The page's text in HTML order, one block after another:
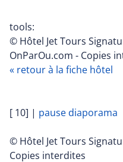
tools:
© Hôtel Jet Tours
OnParOu.com - Copies
« retour à la fiche hôtel
[ 10] | pause diaporama
© Hôtel Jet Tours
Copies interdites